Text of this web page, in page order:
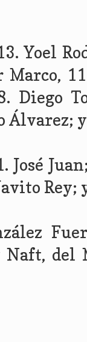
Yoel
Diego
Álvarez;
Rey;
del